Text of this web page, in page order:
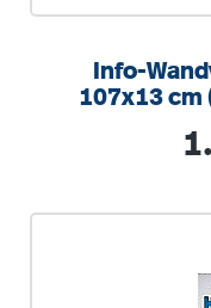
Info-
107x13 cm